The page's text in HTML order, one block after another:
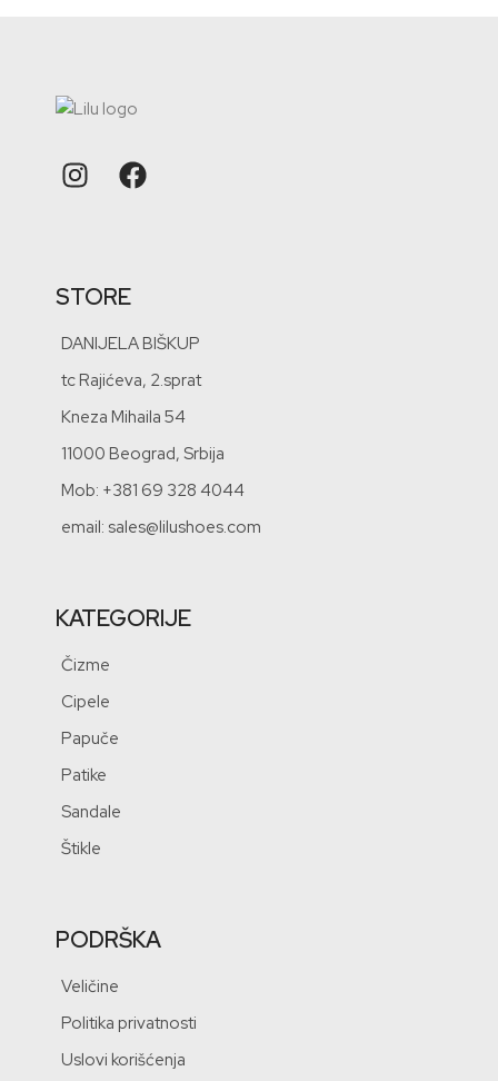
STORE
DANIJELA BIŠKUP
tc Rajićeva, 2.sprat
Kneza Mihaila 54
11000 Beograd, Srbija
Mob: +381 69 328 4044
email: sales@lilushoes.com
KATEGORIJE
Čizme
Cipele
Papuče
Patike
Sandale
Štikle
PODRŠKA
Veličine
Politika privatnosti
Uslovi korišćenja